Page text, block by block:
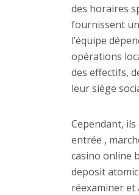
des horaires
fournissent
l’équipe
opérations
des effectifs,
leur siège
Cependant,
entrée ,
casino online
deposit
réexaminer et